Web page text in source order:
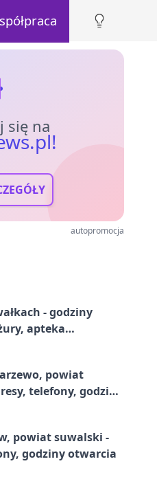
się na
autopromocja
- godziny
apteka
powiat
telefony, godziny
powiat suwalski -
godziny otwarcia